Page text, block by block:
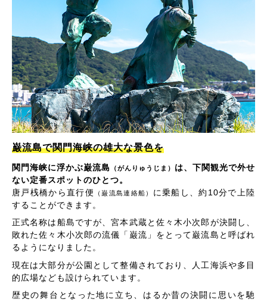
巌流島で関門海峡の雄大な景色を
関門海峡に浮かぶ巌流島 （がんりゅうじま） は、下関観光で外せ
ない定番スポットのひとつ。
唐戸桟橋から直行便
（巌流島連絡船）
に乗船し、約10分で上陸
することができます。
正式名称は船島ですが、宮本武蔵と佐々木小次郎が決闘し、
敗れた佐々木小次郎の流儀「巌流」をとって巌流島と呼ばれ
るようになりました。
現在は大部分が公園として整備されており、人工海浜や多目
的広場なども設けられています。
歴史の舞台となった地に立ち、はるか昔の決闘に思いを馳